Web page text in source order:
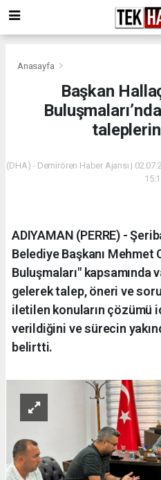
Anasayfa
Başkan
(DHA) - Demirören Haber Ajansı |
ADIYAMAN (PERRE) -
Belediye Başkanı Mehmet
Buluşmaları" kapsamında
gelerek talep, öneri ve
iletilen konuların
verildiğini ve sürecin
belirtti.